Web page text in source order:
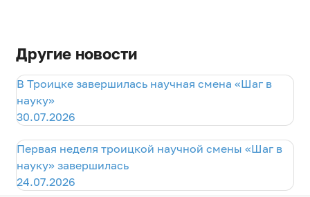
Другие новости
В Троицке завершилась научная смена «Шаг в
науку»
30.07.2026
Первая неделя троицкой научной смены «Шаг в
науку» завершилась
24.07.2026